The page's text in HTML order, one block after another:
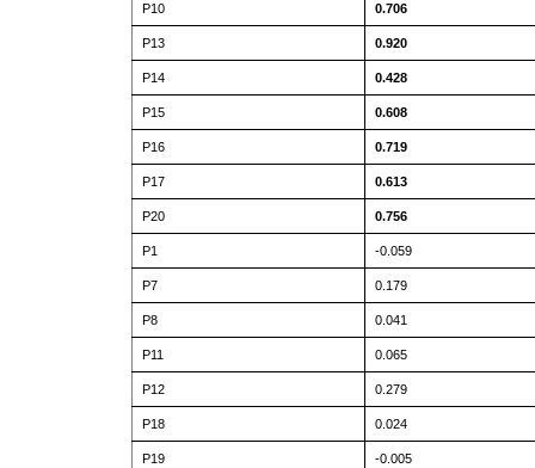
P10 0.706
P13 0.920
P14 0.428
P15 0.608
P16 0.719
P17 0.613
P20 0.756
P1 -0.059
P7 0.179
P8 0.041
P11 0.065
P12 0.279
P18 0.024
P19 -0.005